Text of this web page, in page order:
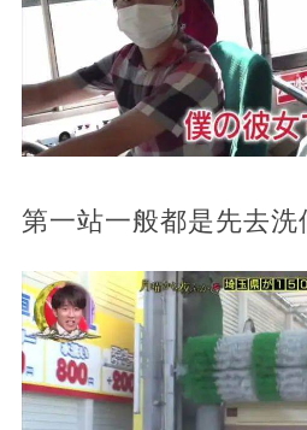
第一站一般都是先去洗